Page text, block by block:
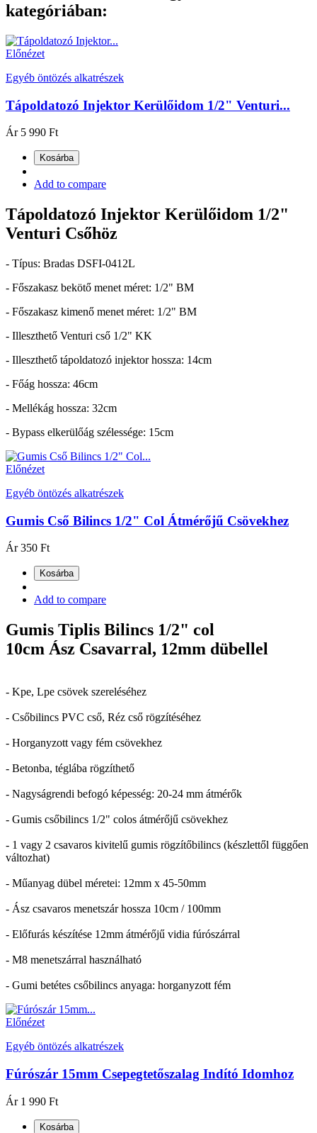
kategóriában:
Előnézet
Egyéb öntözés alkatrészek
Tápoldatozó Injektor Kerülőidom 1/2" Venturi...
Ár 5 990 Ft
Kosárba
Add to compare
Tápoldatozó Injektor Kerülőidom 1/2"
Venturi Csőhöz
- Típus: Bradas DSFI-0412L
- Főszakasz bekötő menet méret: 1/2" BM
- Főszakasz kimenő menet méret: 1/2" BM
- Illeszthető Venturi cső 1/2" KK
- Illeszthető tápoldatozó injektor hossza: 14cm
- Főág hossza: 46cm
- Mellékág hossza: 32cm
- Bypass elkerülőág szélessége: 15cm
Előnézet
Egyéb öntözés alkatrészek
Gumis Cső Bilincs 1/2" Col Átmérőjű Csövekhez
Ár 350 Ft
Kosárba
Add to compare
Gumis Tiplis Bilincs 1/2" col
10cm Ász Csavarral, 12mm dübellel
- Kpe, Lpe csövek szereléséhez
- Csőbilincs PVC cső, Réz cső rögzítéséhez
- Horganyzott vagy fém csövekhez
- Betonba, téglába rögzíthető
- Nagyságrendi befogó képesség: 20-24 mm átmérők
- Gumis csőbilincs 1/2" colos átmérőjű csövekhez
- 1 vagy 2 csavaros kivitelű gumis rögzítőbilincs (készlettől függően
változhat)
- Műanyag dübel méretei: 12mm x 45-50mm
- Ász csavaros menetszár hossza 10cm / 100mm
- Előfurás készítése 12mm átmérőjű vidia fúrószárral
- M8 menetszárral használható
- Gumi betétes csőbilincs anyaga: horganyzott fém
Előnézet
Egyéb öntözés alkatrészek
Fúrószár 15mm Csepegtetőszalag Indító Idomhoz
Ár 1 990 Ft
Kosárba